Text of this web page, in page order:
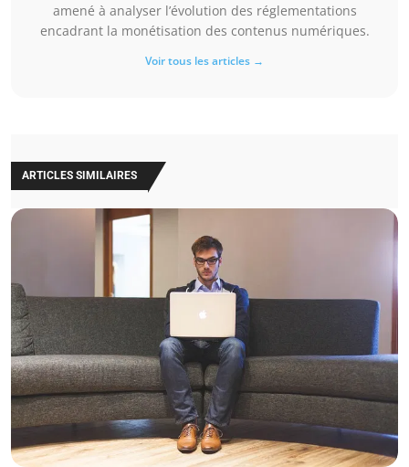
amené à analyser l’évolution des réglementations
encadrant la monétisation des contenus numériques.
Voir tous les articles →
ARTICLES SIMILAIRES